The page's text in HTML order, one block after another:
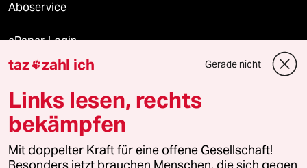
Aboservice
ePaper Login
Downloads für Abonnierende
© 2026 taz Verlags und Vertriebs GmbH
Alle Rechte vorbehalten. Bei rechtlichen Fragen oder für Genehmigungen
wenden Sie sich bitte an
lizenzen@taz.de
taz zahl ich Gerade nicht
Links lesen, rechts
bekämpfen
Mit doppelter Kraft für eine offene Gesellschaft!